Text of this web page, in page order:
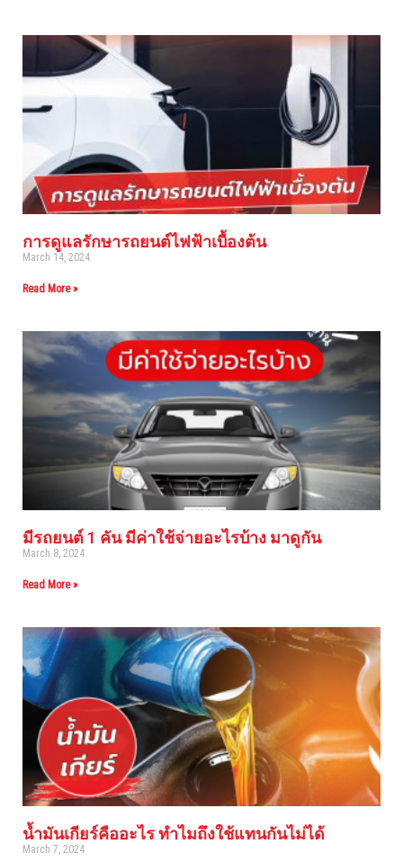
การดูแลรักษารถยนต์ไฟฟ้าเบื้องต้น
March 14, 2024
Read More »
มีรถยนต์ 1 คัน มีค่าใช้จ่ายอะไรบ้าง มาดูกัน
March 8, 2024
Read More »
น้ำมันเกียร์คืออะไร ทำไมถึงใช้แทนกันไม่ได้
March 7, 2024